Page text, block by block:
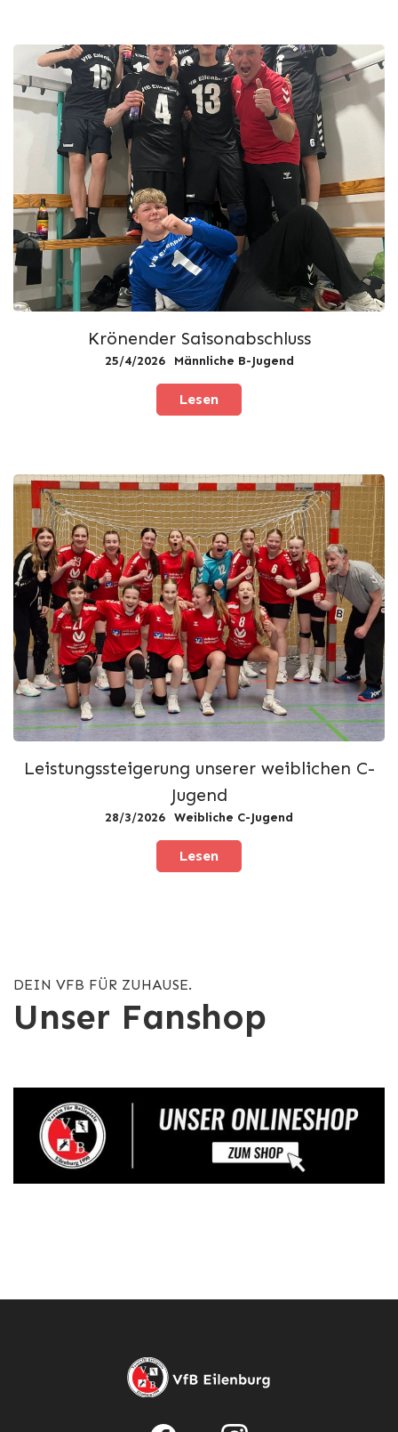
Krönender Saisonabschluss
25/4/2026 Männliche B-Jugend
Lesen
Leistungssteigerung unserer weiblichen C-
Jugend
28/3/2026 Weibliche C-Jugend
Lesen
DEIN VFB FÜR ZUHAUSE.
Unser Fanshop